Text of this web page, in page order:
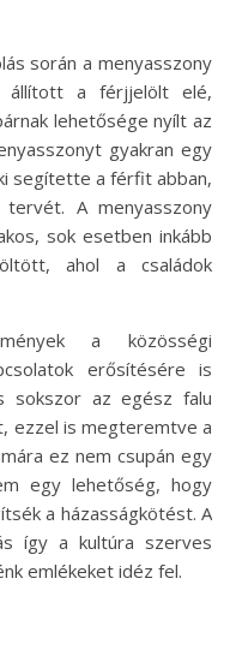
során a menyasszony
állított a férjjelölt elé,
lehetősége nyílt az
gyakran egy
segítette a férfit abban,
A menyasszony
sok esetben inkább
ahol a családok
a közösségi
erősítésére is
sokszor az egész falu
ezzel is megteremtve a
ez nem csupán egy
egy lehetőség, hogy
a házasságkötést. A
így a kultúra szerves
emlékeket idéz fel.